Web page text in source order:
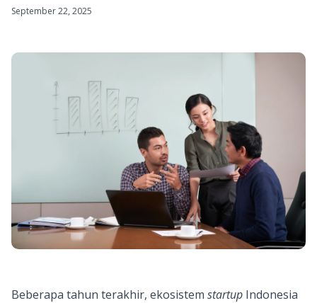
September 22, 2025
Beberapa tahun terakhir, ekosistem startup Indonesia